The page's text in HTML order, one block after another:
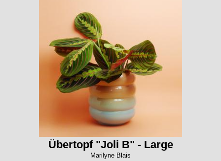
Übertopf "Joli B" - Large
Marilyne Blais